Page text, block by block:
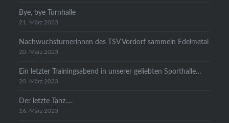
Bye, bye Turnhalle
21. März 2023
Nachwuchsturnerinnen des TSV Vordorf sammeln Edelmetal
20. März 2023
Ein letzter Trainingsabend in unserer geliebten Sporthalle…
20. März 2023
Der letzte Tanz….
16. März 2023